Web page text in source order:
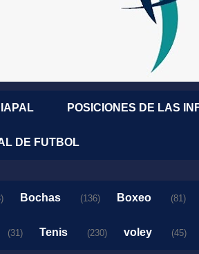
POSICIONES DE LAS
DE FUTBOL
Bochas (136) Boxeo (81)
(31) Tenis (230) voley (45)